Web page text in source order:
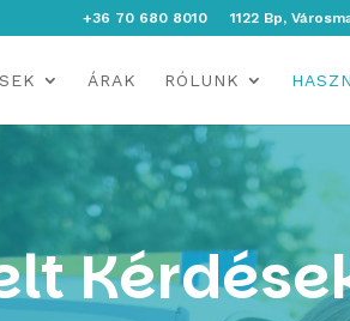
+36 70 680 8010 1122 Bp,
ÁRAK RÓLUNK